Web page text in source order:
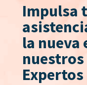
Impulsa
la nueva
nuestros
Expertos